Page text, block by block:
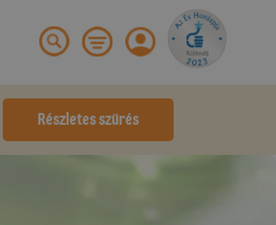
Részletes szűrés